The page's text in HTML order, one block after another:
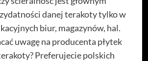
danej terakoty tylko w
biur, magazynów, hal.
uwagę na producenta płytek
Preferujecie polskich